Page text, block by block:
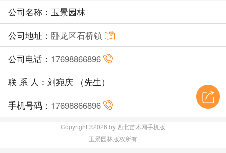
公司名称：玉景园林
公司地址： 卧龙区石桥镇
公司电话： 17698866896
联 系 人：刘宛庆 （先生）
手机号码： 17698866896
Copyright ©2026 by 西北苗木网手机版
玉景园林版权所有